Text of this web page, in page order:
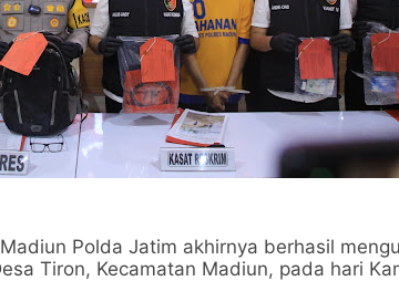
Polda Jatim akhirnya berhasil
Tiron, Kecamatan Madiun, pada hari